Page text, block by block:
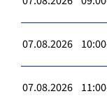
07.08.2026
07.08.2026